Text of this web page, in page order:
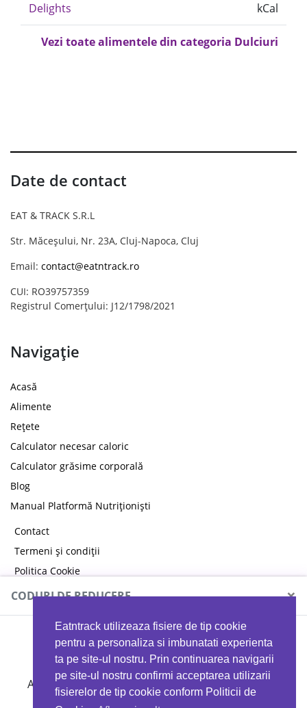
Eatntrack utilizeaza fisiere de tip cookie
pentru a personaliza si imbunatati experienta
ta pe site-ul nostru. Prin continuarea navigarii
pe site-ul nostru confirmi acceptarea utilizarii
fisierelor de tip cookie conform Politicii de
Delights
kCal
Vezi toate alimentele din categoria Dulciuri
Date de contact
EAT & TRACK S.R.L
Str. Măceșului, Nr. 23A, Cluj-Napoca, Cluj
Email: contact@eatntrack.ro
CUI: RO39757359
Registrul Comerțului: J12/1798/2021
Navigație
Acasă
Alimente
Rețete
Calculator necesar caloric
Calculator grăsime corporală
Blog
Manual Platformă Nutriționiști
Contact
Termeni și condiții
Politica Cookie
Politica de confidențialitate
CODURI DE REDUCERE ×
MYPROTEIN
Ai 40%reducere la orice comandă folosind codul
EATTRACK